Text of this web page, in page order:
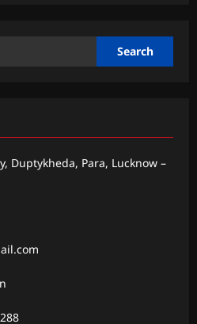
Duptykheda, Para, Lucknow –